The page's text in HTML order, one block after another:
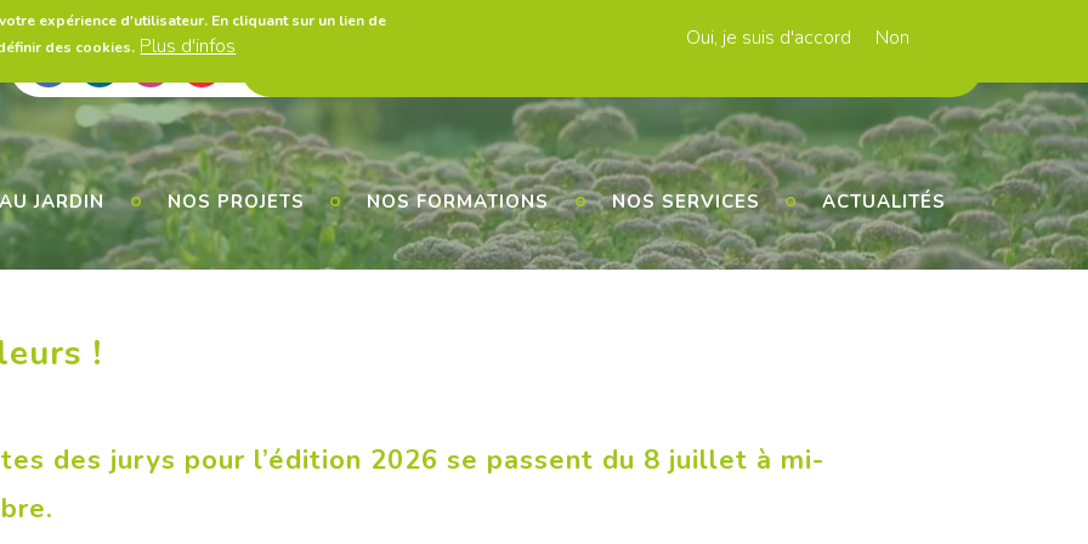
expérience d'utilisateur. En cliquant sur un lien de
des cookies. Plus d'infos Oui, je suis d'accord Non
Utils
JARDIN NOS PROJETS NOS FORMATIONS NOS SERVICES ACTUALITÉS
!
des jurys pour l’édition 2026 se passent du 8 juillet à mi-